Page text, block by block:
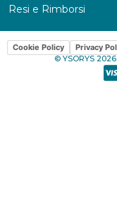
Resi e Rimborsi
Cookie Policy
Privacy
© YSORYS